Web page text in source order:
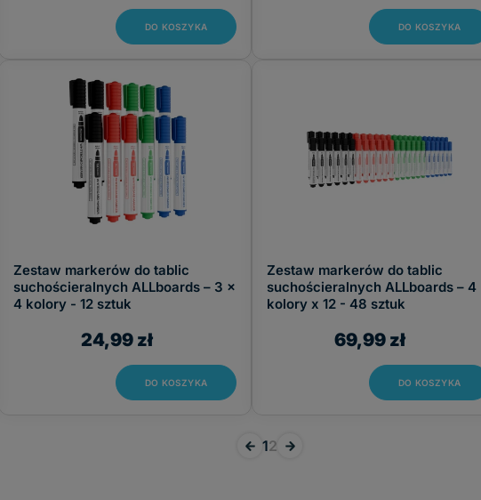
DO KOSZYKA DO KOSZYKA
Zestaw markerów do tablic
suchościeralnych ALLboards – 3 x
4 kolory - 12 sztuk
24,99 zł
DO KOSZYKA
Zestaw markerów do tablic
suchościeralnych ALLboards – 4
kolory x 12 - 48 sztuk
69,99 zł
DO KOSZYKA
« 12 »